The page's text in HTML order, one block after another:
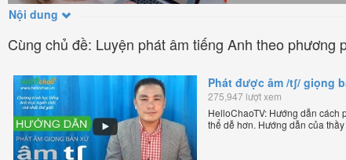
Nội dung
Cùng chủ đề: Luyện phát âm tiếng Anh theo phương
Phát được âm /tʃ/ giọng
275,947 lượt xem
HelloChaoTV: Hướng dẫn cách
thể dễ hơn. Hướng dẫn của